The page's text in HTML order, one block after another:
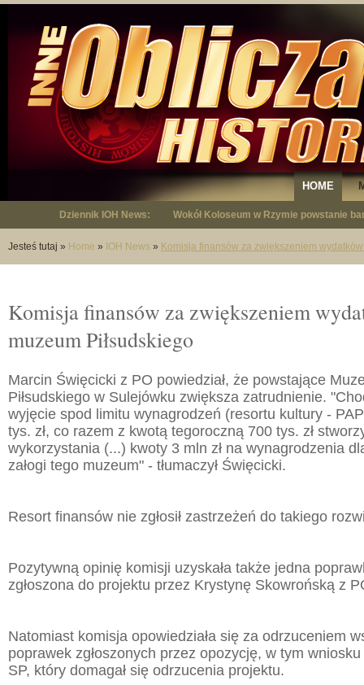
HOME
Dziennik IOH News: Wokół Koloseum w Rzymie powstanie
"Niepodległy - opowieść o Januszu
Jesteś tutaj » Home » IOH News » Komisja finansów za zwiększeniem
Komisja finansów za zwiększeniem
muzeum Piłsudskiego
Marcin Święcicki z PO powiedział, że powstające
Piłsudskiego w Sulejówku zwiększa zatrudnienie.
wyjęcie spod limitu wynagrodzeń (resortu kultury -
tys. zł, co razem z kwotą tegoroczną 700 tys. zł
wykorzystania (...) kwoty 3 mln zł na wynagrodzenia
załogi tego muzeum" - tłumaczył Święcicki.
Resort finansów nie zgłosił zastrzeżeń do takiego
Pozytywną opinię komisji uzyskała także jedna
zgłoszona do projektu przez Krystynę Skowrońską z
Natomiast komisja opowiedziała się za odrzuceniem
poprawek zgłoszonych przez opozycję, w tym
SP, który domagał się odrzucenia projektu.